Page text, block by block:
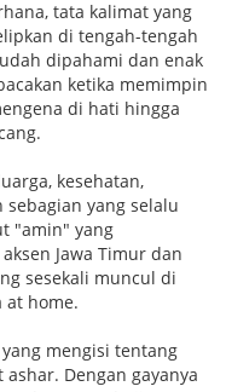
tata kalimat yang
di tengah-tengah
dipahami dan enak
ketika memimpin
di hati hingga
kesehatan,
yang selalu
"amin" yang
Jawa Timur dan
sesekali muncul di
at home.
mengisi tentang
Dengan gayanya